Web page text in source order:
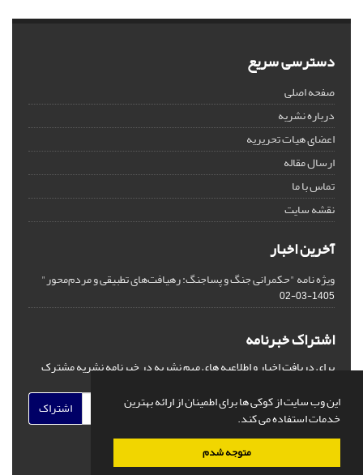
این وب سایت از کوکی ها برای اطمینان از ارائه بهترین
خدمات استفاده می کند.
متوجه شدم
دسترسی سریع
صفحه اصلی
درباره نشریه
اعضای هیات تحریریه
ارسال مقاله
تماس با ما
نقشه سایت
آخرین اخبار
ویژه نامه "حکمرانی جنگ و پساجنگ: رهیافت‌های تطبیقی و مردم‌محور"
1405-03-02
اشتراک خبرنامه
برای دریافت اخبار و اطلاعیه های مهم نشریه در خبرنامه نشریه مشترک
اشتراک